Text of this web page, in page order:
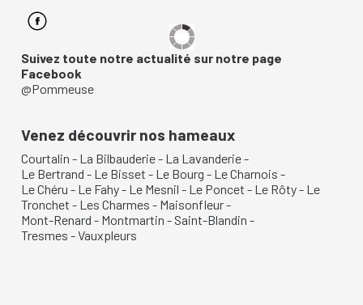
Suivez toute notre actualité sur notre page
Facebook
@Pommeuse
Venez découvrir nos hameaux
Courtalin - La Bilbauderie- La Lavanderie-
Le Bertrand - Le Bisset - Le Bourg - Le Charnois -
Le Chéru - Le Fahy- Le Mesnil - Le Poncet - Le Rôty- Le
Tronchet - Les Charmes - Maisonfleur-
Mont-Renard - Montmartin - Saint-Blandin -
Tresmes -Vauxpleurs